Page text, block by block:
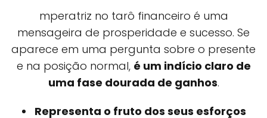
mperatriz no tarô financeiro é uma
mensageira de prosperidade e sucesso. Se
aparece em uma pergunta sobre o presente
e na posição normal, é um indício claro de
uma fase dourada de ganhos.
Representa o fruto dos seus esforços